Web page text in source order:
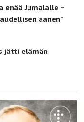
enää Jumalalle –
äänen”
jätti elämän